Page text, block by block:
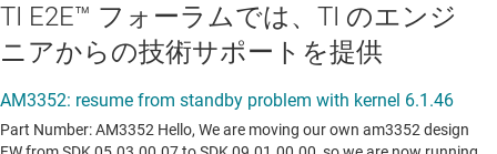
TI E2E™ フォーラムでは、TI のエンジ
ニアからの技術サポートを提供